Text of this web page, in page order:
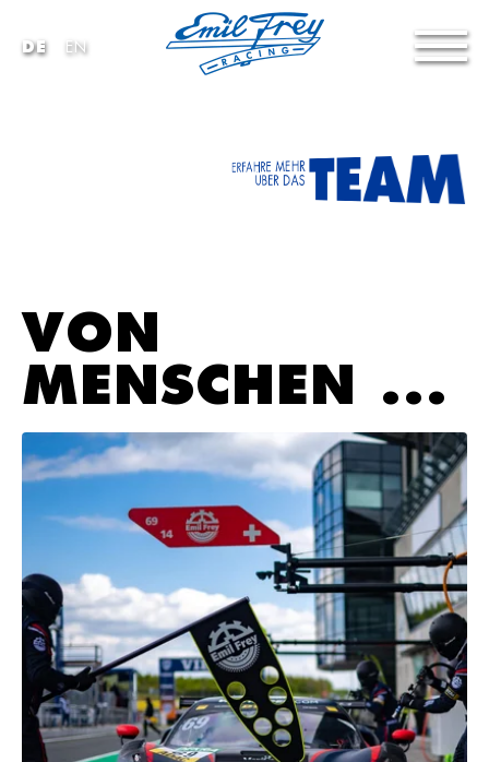
DE EN
TEAM
ERFAHRE MEHR
ÜBER DAS
VON
MENSCHEN ...